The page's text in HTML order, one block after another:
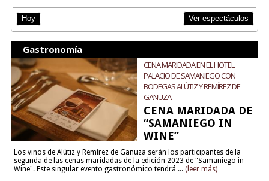
Hoy Ver espectáculos
Gastronomía
CENA MARIDADA EN EL HOTEL
PALACIO DE SAMANIEGO CON
BODEGAS ALÚTIZ Y REMÍREZ DE
GANUZA
CENA MARIDADA DE
“SAMANIEGO IN
WINE”
Los vinos de Alútiz y Remírez de Ganuza serán los participantes de la
segunda de las cenas maridadas de la edición 2023 de "Samaniego in
Wine". Este singular evento gastronómico tendrá ... (leer más)